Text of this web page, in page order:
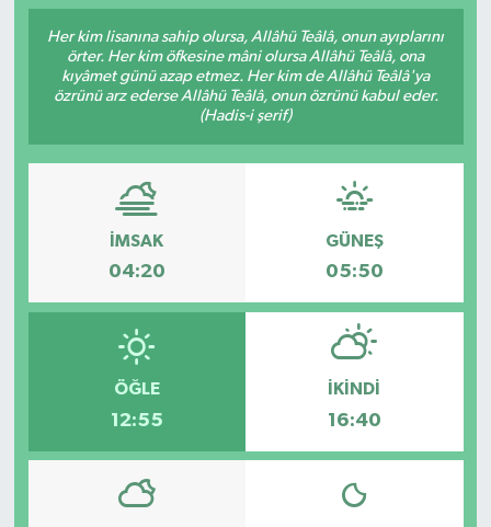
Her kim lisanına sahip olursa, Allâhü Teâlâ, onun ayıplarını
örter. Her kim öfkesine mâni olursa Allâhü Teâlâ, ona
kıyâmet günü azap etmez. Her kim de Allâhü Teâlâ'ya
özrünü arz ederse Allâhü Teâlâ, onun özrünü kabul eder.
(Hadis-i şerif)
İMSAK
04:20
GÜNEŞ
05:50
ÖĞLE
12:55
İKINDI
16:40
Gündem
Kültür Sanat
Magazin
Politika
Sağlık
Spor
Yaşam
Yurttan